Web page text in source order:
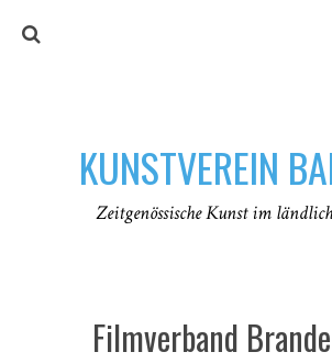
KUNSTVEREIN
Zeitgenössische Kunst im
Filmverband